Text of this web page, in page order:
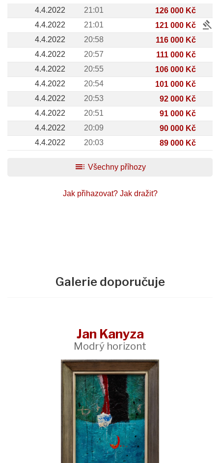
4.4.2022 21:01
126 000 Kč
4.4.2022
21:01 121 000 Kč gavel
4.4.2022 20:58
116 000 Kč
4.4.2022
20:57
111 000 Kč
4.4.2022
20:55
106 000 Kč
4.4.2022
20:54
101 000 Kč
4.4.2022
20:53
92 000 Kč
4.4.2022
20:51
91 000 Kč
4.4.2022
20:09
90 000 Kč
4.4.2022
20:03 89 000 Kč
toc Všechny příhozy
Jak přihazovat? Jak dražit?
Galerie doporučuje
Jan Kanyza
Modrý horizont